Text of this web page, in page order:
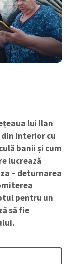
lui Ilan
interior cu
banii și cum
lucrează
– deturnarea
pentru un
să fie